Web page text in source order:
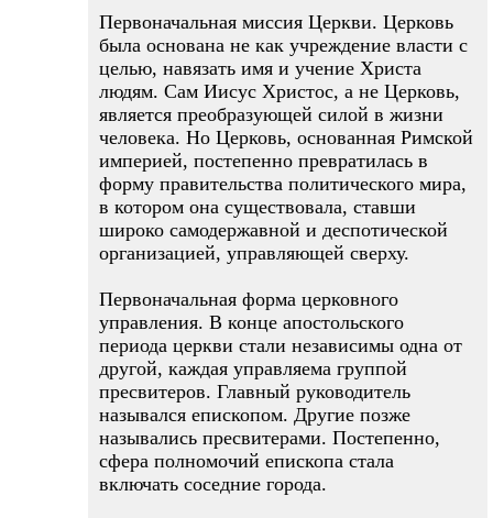
Первоначальная миссия Церкви. Церковь
была основана не как учреждение власти с
целью, навязать имя и учение Христа
людям. Сам Иисус Христос, а не Церковь,
является преобразующей силой в жизни
человека. Но Церковь, основанная Римской
империей, постепенно превратилась в
форму правительства политического мира,
в котором она существовала, ставши
широко самодержавной и деспотической
организацией, управляющей сверху.
Первоначальная форма церковного
управления. В конце апостольского
периода церкви стали независимы одна от
другой, каждая управляема группой
пресвитеров. Главный руководитель
назывался епископом. Другие позже
назывались пресвитерами. Постепенно,
сфера полномочий епископа стала
включать соседние города.